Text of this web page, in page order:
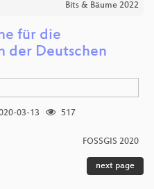
Bits & Bäume 2022
für die
der Deutschen
03-13
517
FOSSGIS 2020
next page